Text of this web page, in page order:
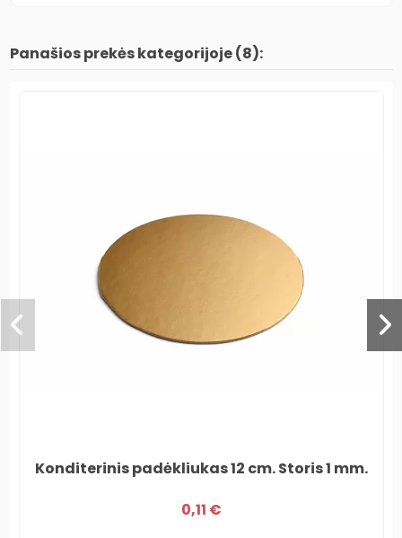
Panašios prekės kategorijoje (8):
Konditerinis padėkliukas 12 cm. Storis 1 mm.
0,11 €